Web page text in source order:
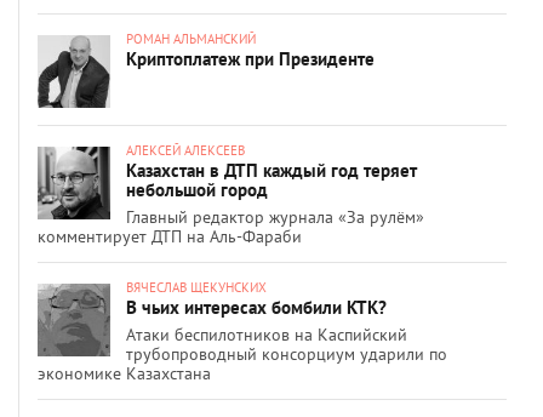
РОМАН АЛЬМАНСКИЙ
Криптоплатеж при Президенте
АЛЕКСЕЙ АЛЕКСЕЕВ
Казахстан в ДТП каждый год теряет
небольшой город
Главный редактор журнала «За рулём»
комментирует ДТП на Аль-Фараби
ВЯЧЕСЛАВ ЩЕКУНСКИХ
В чьих интересах бомбили КТК?
Атаки беспилотников на Каспийский
трубопроводный консорциум ударили по
экономике Казахстана